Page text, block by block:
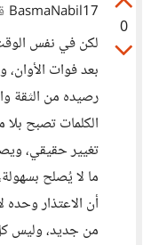
0
BasmaNabil17
لكن في نفس الوقت
بعد فوات
رصيده من الثقة
الكلمات تصبح بلا
تغيير حقيقي،
ما لا يُصلح
أن الاعتذار
من جديد، وليس